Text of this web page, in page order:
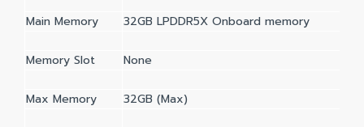
Main Memory 32GB LPDDR5X Onboard memory
Memory Slot None
Max Memory 32GB (Max)